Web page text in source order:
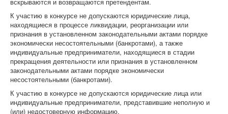
вскрываются и возвращаются претендентам.
К участию в конкурсе не допускаются юридические лица,
находящиеся в процессе ликвидации, реорганизации или
признания в установленном законодательными актами порядке
экономически несостоятельными (банкротами), а также
индивидуальные предприниматели, находящиеся в стадии
прекращения деятельности или признания в установленном
законодательными актами порядке экономически
несостоятельными (банкротами).
К участию в конкурсе не допускаются юридические лица или
индивидуальные предприниматели, представившие неполную и
(или) недостоверную информацию.